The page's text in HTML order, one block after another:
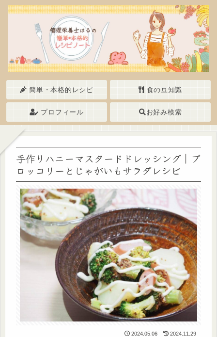
簡単・本格的レシピ 食の豆知識
プロフィール お好み検索
手作りハニーマスタードドレッシング｜ブ
ロッコリーとじゃがいもサラダレシピ
2024.05.06 2024.11.29